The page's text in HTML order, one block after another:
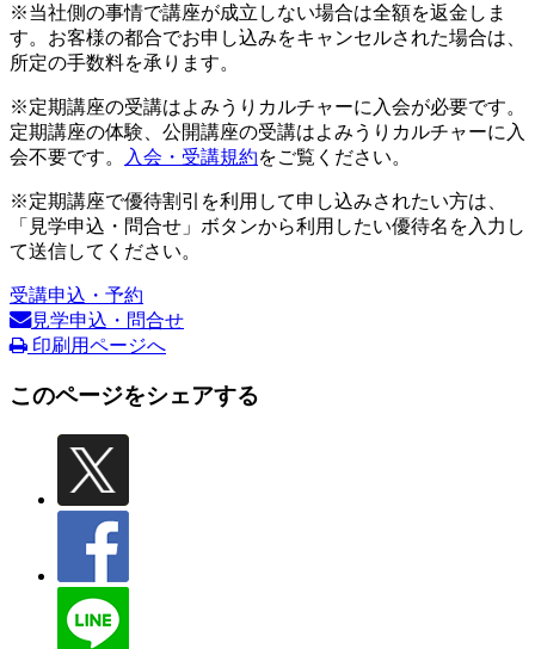
※当社側の事情で講座が成立しない場合は全額を返金しま
す。お客様の都合でお申し込みをキャンセルされた場合は、
所定の手数料を承ります。
※定期講座の受講はよみうりカルチャーに入会が必要です。
定期講座の体験、公開講座の受講はよみうりカルチャーに入
会不要です。
入会・受講規約をご覧ください。
※定期講座で優待割引を利用して申し込みされたい方は、
「見学申込・問合せ」ボタンから利用したい優待名を入力し
て送信してください。
受講申込・予約
見学申込・問合せ
印刷用ページへ
このページをシェアする